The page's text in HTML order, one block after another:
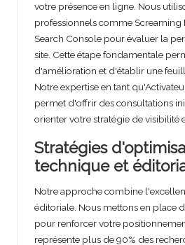
votre présence en ligne. Nous
professionnels comme Screaming
Search Console pour évaluer la
site. Cette étape fondamentale
d'amélioration et d'établir une
Notre expertise en tant
permet d'offrir des consultations
orienter votre stratégie de visibilité
Stratégies
technique et
Notre approche combine
éditoriale. Nous mettons en place
pour renforcer votre
représente plus de 90% des